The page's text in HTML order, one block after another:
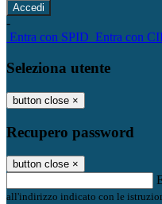
-
Entra con SPID Entra con
Seleziona utente
button close ×
Recupero password
button close ×
all'indirizzo indicato con le